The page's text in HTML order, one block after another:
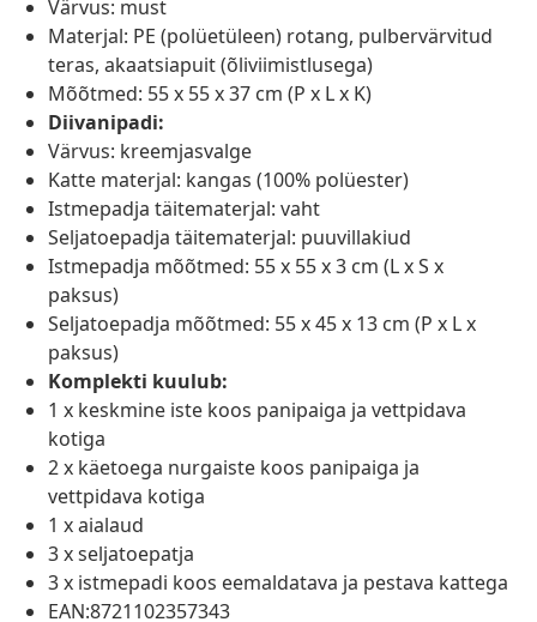
Värvus: must
Materjal: PE (polüetüleen) rotang, pulbervärvitud
teras, akaatsiapuit (õliviimistlusega)
Mõõtmed: 55 x 55 x 37 cm (P x L x K)
Diivanipadi:
Värvus: kreemjasvalge
Katte materjal: kangas (100% polüester)
Istmepadja täitematerjal: vaht
Seljatoepadja täitematerjal: puuvillakiud
Istmepadja mõõtmed: 55 x 55 x 3 cm (L x S x
paksus)
Seljatoepadja mõõtmed: 55 x 45 x 13 cm (P x L x
paksus)
Komplekti kuulub:
1 x keskmine iste koos panipaiga ja vettpidava
kotiga
2 x käetoega nurgaiste koos panipaiga ja
vettpidava kotiga
1 x aialaud
3 x seljatoepatja
3 x istmepadi koos eemaldatava ja pestava kattega
EAN:8721102357343